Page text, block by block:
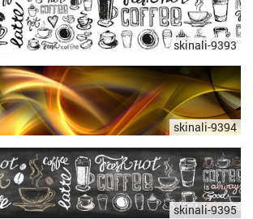
skinali-9393
skinali-9394
skinali-9395